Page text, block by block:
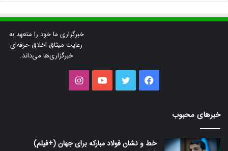
خبرگزاری ما خود را متعهد به
رعایت میثاق اخلاق حرفه‌ای
خبرگزاری‌ها می‌داند.
فیس
توییتر یوتیوب
خبرهای محبوب
خط و نشان فولاد مبارکه برای جهان (+فیلم)